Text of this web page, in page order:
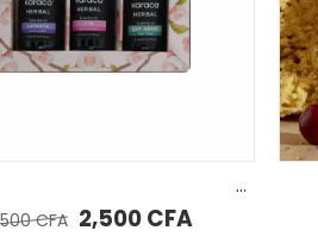
AJOUTER AU
: 8,500 CFA.
prix actuel est : 2,500 CFA.
10,000CFA Le prix